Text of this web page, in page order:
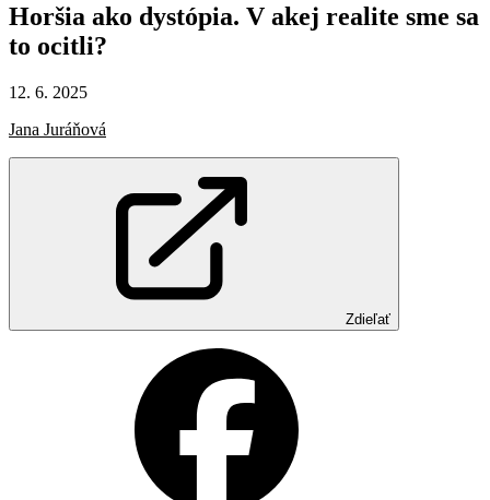
Horšia ako dystópia. V akej realite sme sa
to ocitli?
12. 6. 2025
Jana Juráňová
Zdieľať